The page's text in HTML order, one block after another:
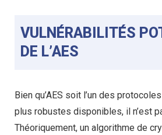
VULNÉRABILITÉS
DE L’AES
Bien qu’AES soit l’un des
plus robustes disponibles, il n’est
Théoriquement, un algorithme de